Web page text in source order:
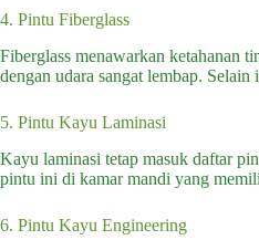
4. Pintu Fiberglass
Fiberglass menawarkan ketahanan
dengan udara sangat lembap.
5. Pintu Kayu Laminasi
Kayu laminasi tetap masuk daftar
pintu ini di kamar mandi yang
6. Pintu Kayu Engineering